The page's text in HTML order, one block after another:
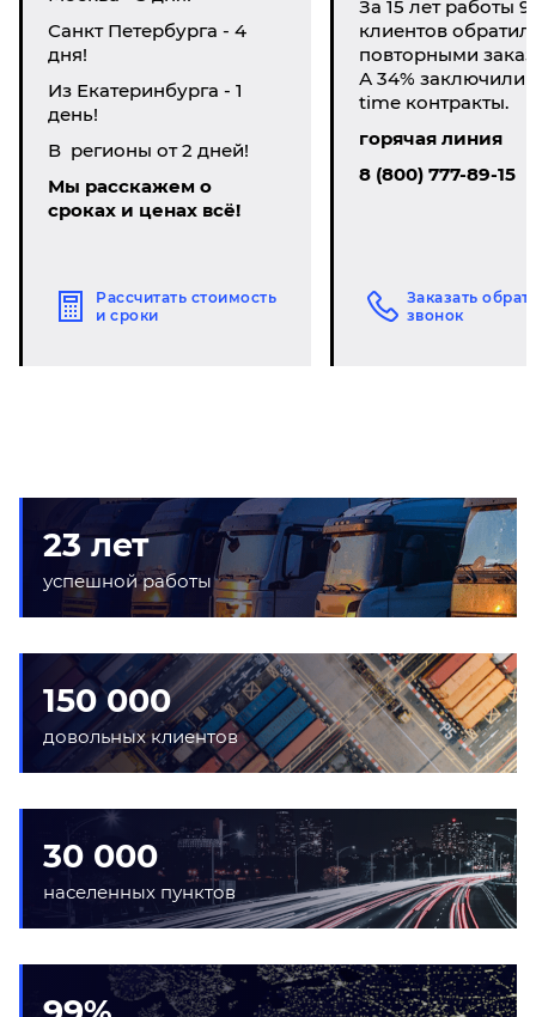
Санкт Петербурга - 4
дня!
Из Екатеринбурга - 1
день!
В регионы от 2 дней!
Мы расскажем о
сроках и ценах всё!
Рассчитать стоимость
и сроки
За 15 лет работы
клиентов
повторными
А 34% заключили
time контракты.
горячая линия
8 (800) 777-89-15
Заказать
звонок
23 лет
успешной работы
150 000
довольных клиентов
30 000
населенных пунктов